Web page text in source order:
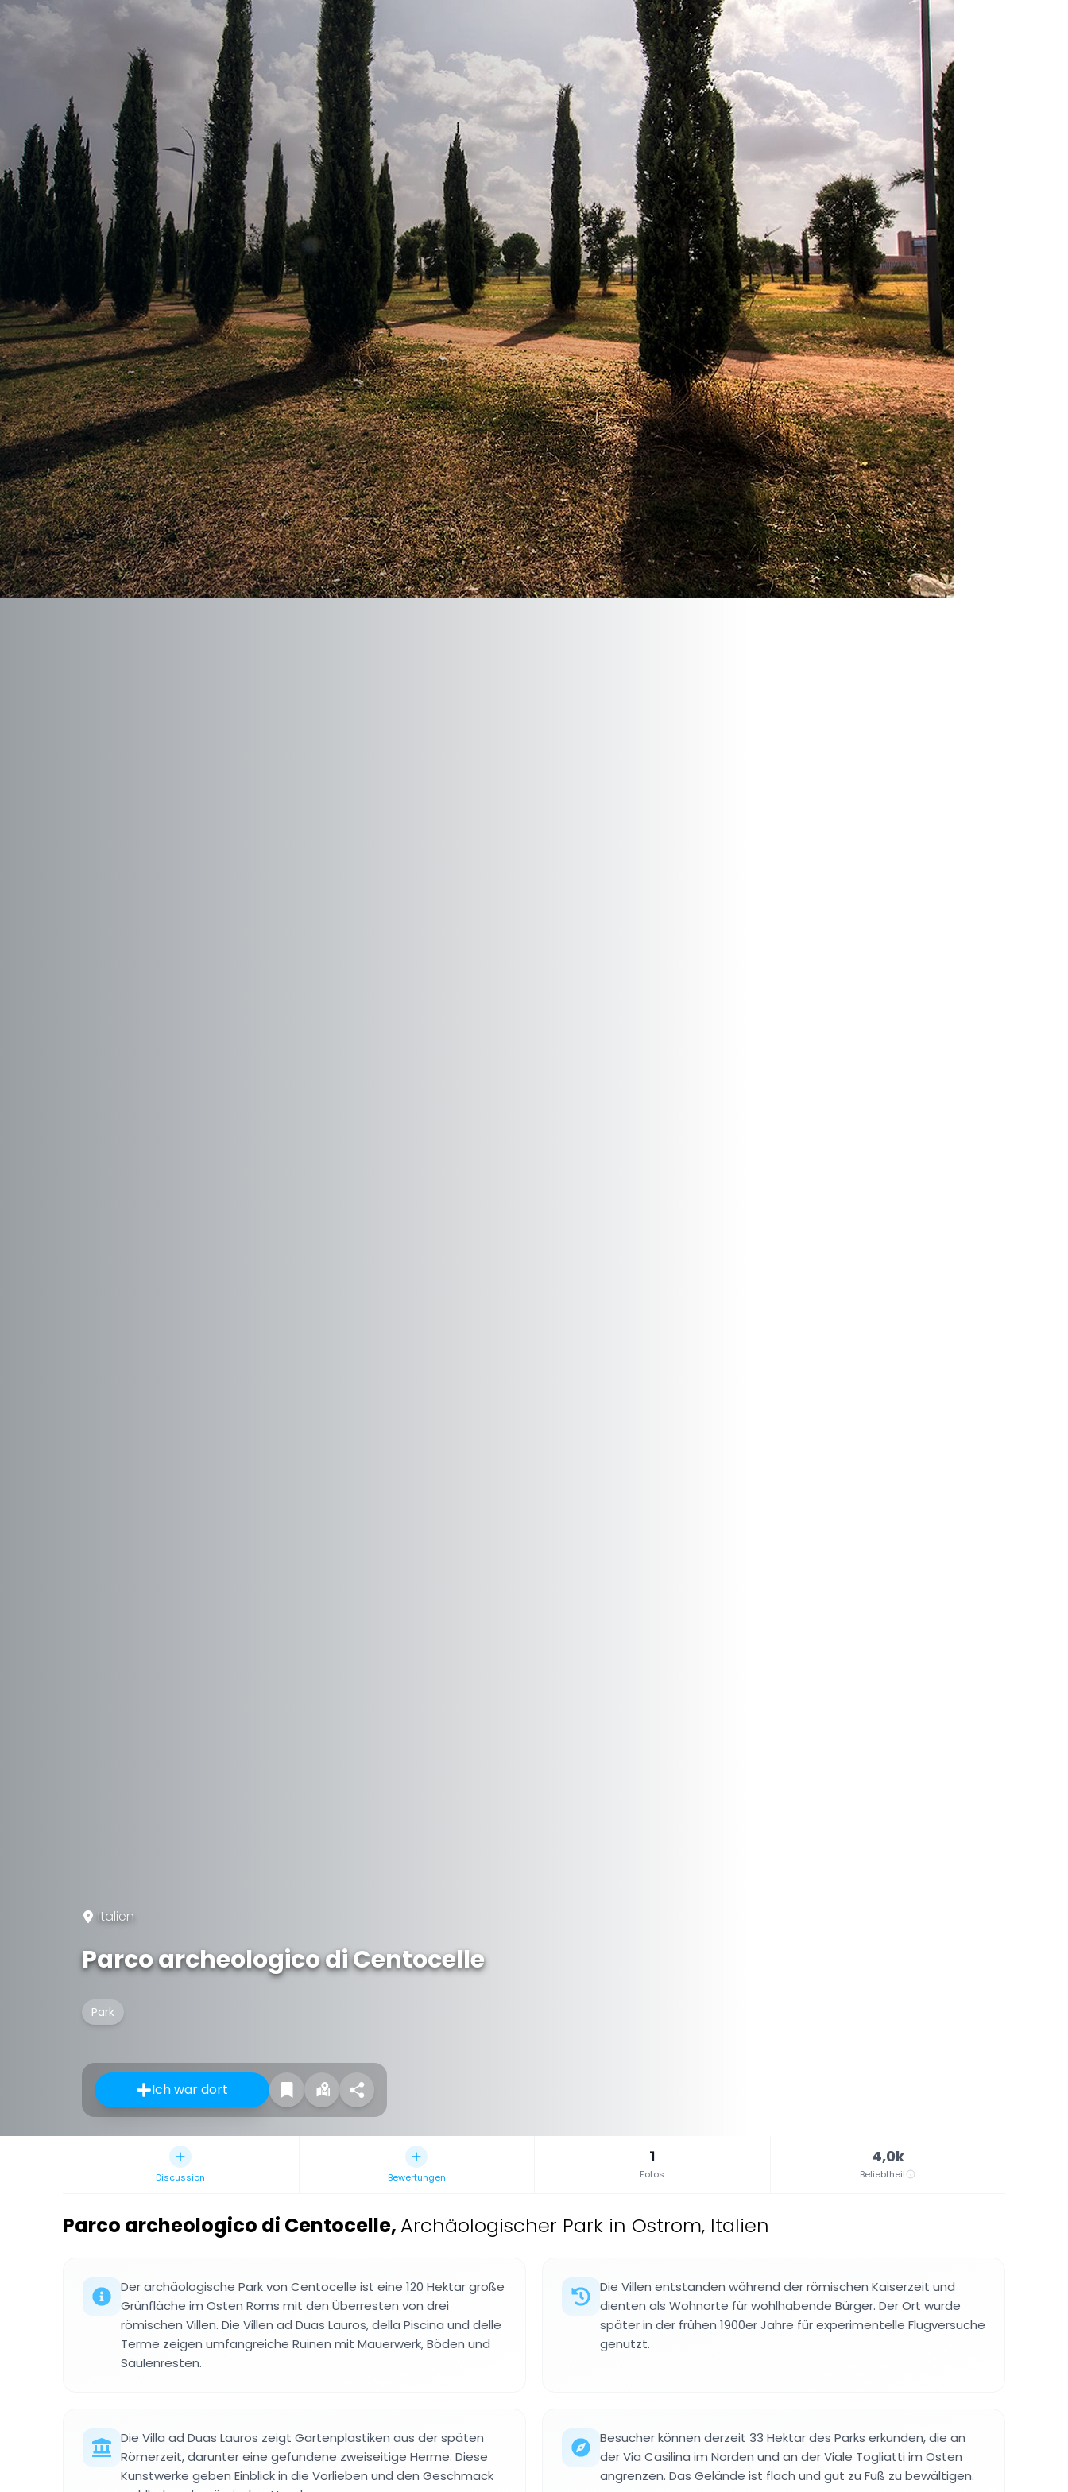
Italien
Parco archeologico di Centocelle
Park
Ich war dort
Discussion Bewertungen
1
Fotos
4,0k
Beliebtheit
Parco archeologico di Centocelle, Archäologischer Park in Ostrom, Italien
Der archäologische Park von Centocelle ist eine 120 Hektar große
Grünfläche im Osten Roms mit den Überresten von drei
römischen Villen. Die Villen ad Duas Lauros, della Piscina und delle
Terme zeigen umfangreiche Ruinen mit Mauerwerk, Böden und
Säulenresten.
Die Villen entstanden während der römischen Kaiserzeit und
dienten als Wohnorte für wohlhabende Bürger. Der Ort wurde
später in der frühen 1900er Jahre für experimentelle Flugversuche
genutzt.
Die Villa ad Duas Lauros zeigt Gartenplastiken aus der späten
Römerzeit, darunter eine gefundene zweiseitige Herme. Diese
Kunstwerke geben Einblick in die Vorlieben und den Geschmack
Besucher können derzeit 33 Hektar des Parks erkunden, die an
der Via Casilina im Norden und an der Viale Togliatti im Osten
angrenzen. Das Gelände ist flach und gut zu Fuß zu bewältigen.